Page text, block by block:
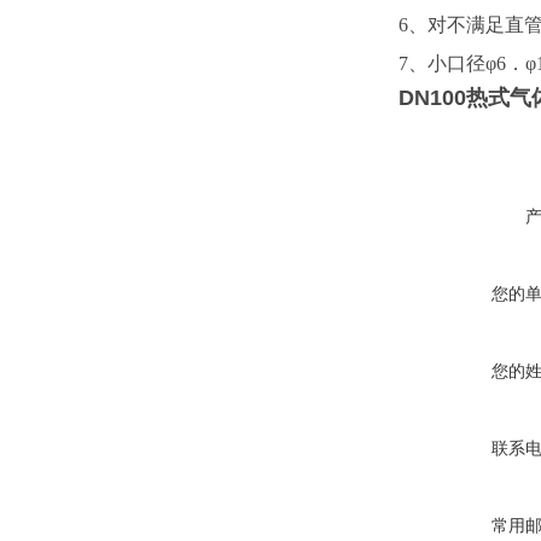
6、对不满足直
7、小口径φ6．
DN100热式气
您的
您的
联系
常用